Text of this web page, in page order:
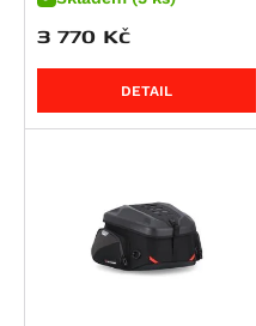
R 1150 RT
HP2 Megamoto
R nineT
R nineT Racer
R nineT Scrambler
R nineT Urban G/S
3 770 Kč
DETAIL